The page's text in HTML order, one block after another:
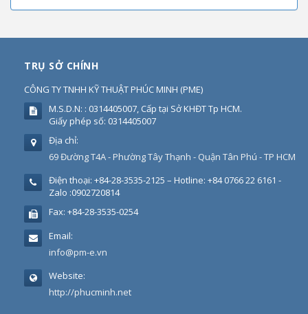
TRỤ SỞ CHÍNH
CÔNG TY TNHH KỸ THUẬT PHÚC MINH (PME)
M.S.D.N: : 0314405007, Cấp tại Sở KHĐT Tp HCM.
Giấy phép số: 0314405007
Địa chỉ:
69 Đường T4A - Phường Tây Thạnh - Quận Tân Phú - TP HCM
Điện thoại: +84-28-3535-2125 – Hotline: +84 0766 22 6161 -
Zalo :0902720814
Fax: +84-28-3535-0254
Email:
info@pm-e.vn
Website:
http://phucminh.net